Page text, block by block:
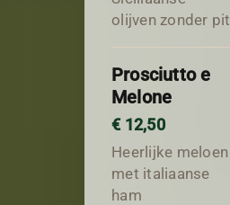
olijven zonder pit
Prosciutto e
Melone
€ 12,50
Heerlijke meloen
met italiaanse
ham